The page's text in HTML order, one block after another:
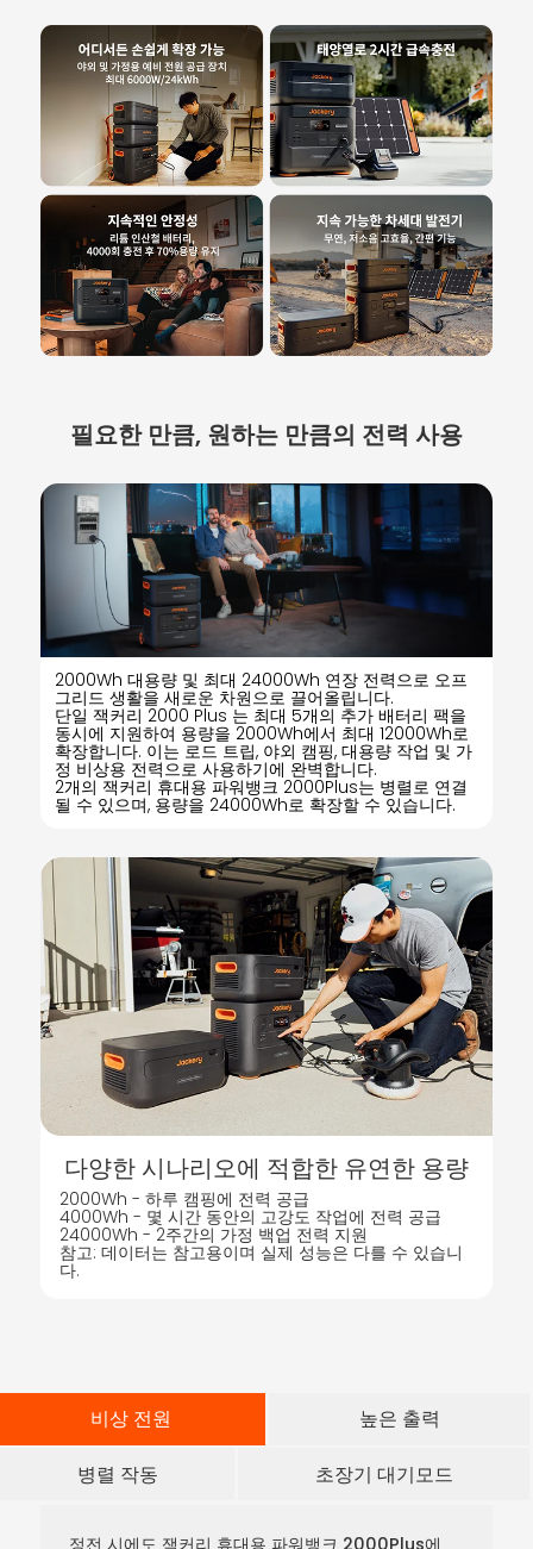
필요한 만큼, 원하는 만큼의 전력 사용
2000Wh 대용량 및 최대 24000Wh 연장 전력으로 오프
그리드 생활을 새로운 차원으로 끌어올립니다.
단일 잭커리 2000 Plus 는 최대 5개의 추가 배터리 팩을
동시에 지원하여 용량을 2000Wh에서 최대 12000Wh로
확장합니다. 이는 로드 트립, 야외 캠핑, 대용량 작업 및 가
정 비상용 전력으로 사용하기에 완벽합니다.
2개의 잭커리 휴대용 파워뱅크 2000Plus는 병렬로 연결
될 수 있으며, 용량을 24000Wh로 확장할 수 있습니다.
다양한 시나리오에 적합한 유연한 용량
2000Wh - 하루 캠핑에 전력 공급
4000Wh - 몇 시간 동안의 고강도 작업에 전력 공급
24000Wh - 2주간의 가정 백업 전력 지원
참고: 데이터는 참고용이며 실제 성능은 다를 수 있습니
다.
비상 전원 높은 출력
병렬 작동 초장기 대기모드
정전 시에도 잭커리 휴대용 파워뱅크 2000Plus에